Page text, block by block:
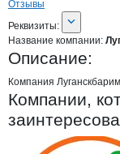
Отзывы
О компании
Реквизиты
Реквизиты:
Название компании:
Описание:
Компания
Компании,